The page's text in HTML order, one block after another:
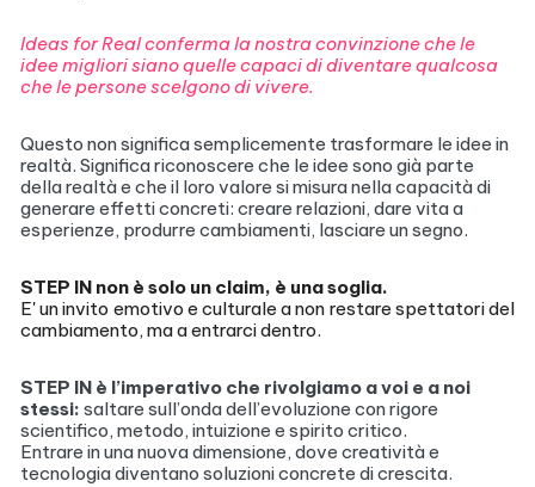
Ideas for Real conferma la nostra convinzione che le
idee migliori siano quelle capaci di diventare qualcosa
che le persone scelgono di vivere.
Questo non significa semplicemente trasformare le idee in
realtà. Significa riconoscere che le idee sono già parte
della realtà e che il loro valore si misura nella capacità di
generare effetti concreti: creare relazioni, dare vita a
esperienze, produrre cambiamenti, lasciare un segno.
STEP IN non è solo un claim, è una soglia.
E' un invito emotivo e culturale a non restare spettatori del
cambiamento, ma a entrarci dentro.
STEP IN è l’imperativo che rivolgiamo a voi e a noi
stessi: saltare sull’onda dell’evoluzione con rigore
scientifico, metodo, intuizione e spirito critico.
Entrare in una nuova dimensione, dove creatività e
tecnologia diventano soluzioni concrete di crescita.